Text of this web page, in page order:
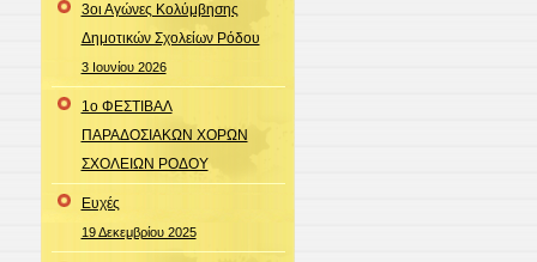
3οι Αγώνες Κολύμβησης
Δημοτικών Σχολείων Ρόδου
3 Ιουνίου 2026
1ο ΦΕΣΤΙΒΑΛ
ΠΑΡΑΔΟΣΙΑΚΩΝ ΧΟΡΩΝ
ΣΧΟΛΕΙΩΝ ΡΟΔΟΥ
Ευχές
19 Δεκεμβρίου 2025